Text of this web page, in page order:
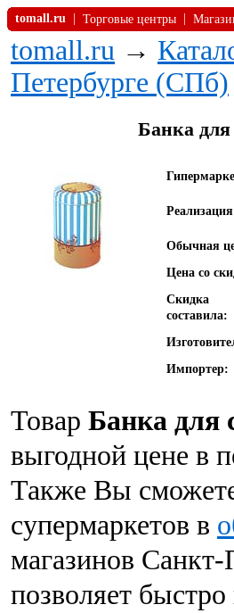
tomall.ru Торговые центры
tomall.ru →
Петербурге (СПб)
Банка для
Обычная
Цена со
Скидка
составила:
Импортер:
Товар Банка для
выгодной цене в
Также Вы
супермаркетов в
магазинов
позволяет